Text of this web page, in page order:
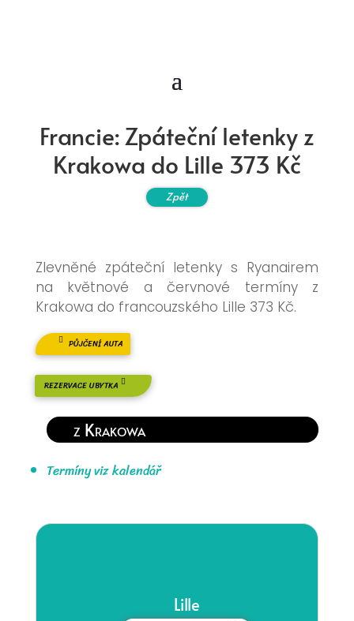
Francie: Zpáteční letenky z
Krakowa do Lille 373 Kč
Zpět
Zlevněné zpáteční letenky s Ryanairem
na květnové a červnové termíny z
Krakowa do francouzského Lille 373 Kč.
PŮJČENÍ AUTA
REZERVACE UBYTKA
z Krakowa
Termíny viz kalendář
Lille